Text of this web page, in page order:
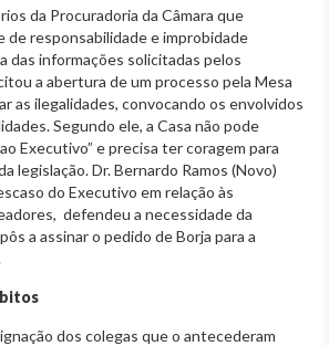
da Procuradoria da Câmara que
de responsabilidade e improbidade
das informações solicitadas pelos
a abertura de um processo pela Mesa
as ilegalidades, convocando os envolvidos
Segundo ele, a Casa não pode
Executivo” e precisa ter coragem para
legislação. Dr. Bernardo Ramos (Novo)
do Executivo em relação às
defendeu a necessidade da
a assinar o pedido de Borja para a
dos colegas que o antecederam